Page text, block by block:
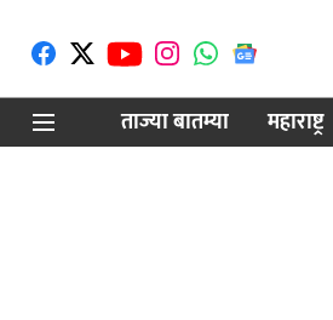
ताज्या बातम्या
महाराष्ट्र